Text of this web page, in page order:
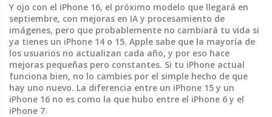
Y ojo con el iPhone 16, el próximo modelo que llegará en
septiembre, con mejoras en IA y procesamiento de
imágenes, pero que probablemente no cambiará tu vida si
ya tienes un iPhone 14 o 15. Apple sabe que la mayoría de
los usuarios no actualizan cada año, y por eso hace
mejoras pequeñas pero constantes. Si tu iPhone actual
funciona bien, no lo cambies por el simple hecho de que
hay uno nuevo. La diferencia entre un iPhone 15 y un
iPhone 16 no es como la que hubo entre el iPhone 6 y el
iPhone 7.